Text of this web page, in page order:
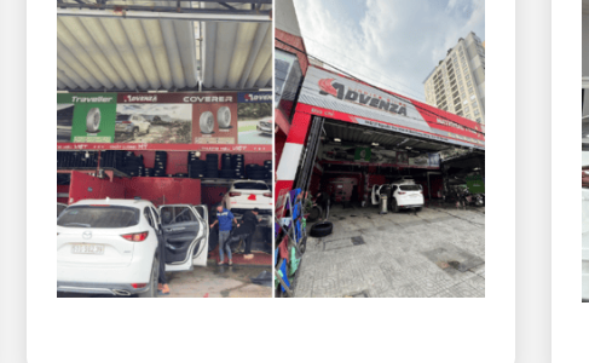
215/45R17. Dù giá cao hơn khoảng 10-15%, nhưng đổi lại là tuổi
7%
khí hậu Việt Nam
góp phần bảo vệ môi trường và phù hợp xu hướng tiêu dùng xanh hiện
chỉ ra rằng lốp Assurance TripleMax 2 có khoảng cách phanh ngắn
thể là khoảng cách giữa an toàn và tai nạn.